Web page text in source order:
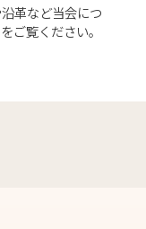
革など当会につ
ご覧ください。